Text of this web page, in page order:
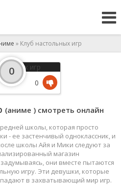
» Клуб настольных игр
(аниме ) смотреть онлайн
школы, которая просто
- ее застенчивый одноклассник, и
школы Айя и Мики следуют за
магазин
они вместе пытаются
игру. Эти девушки, которые
в захватывающий мир игр.
0
0